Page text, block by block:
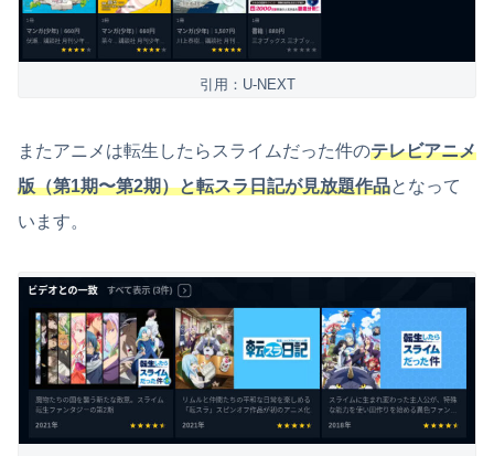
引用：U-NEXT
またアニメは転生したらスライムだった件のテレビアニメ
版（第1期〜第2期）と転スラ日記が見放題作品となって
います。